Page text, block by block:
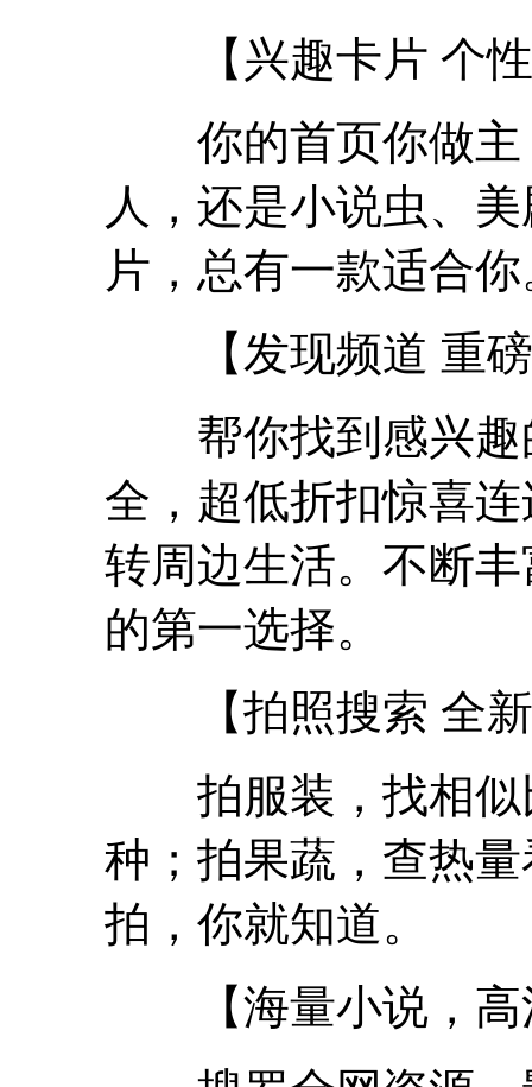
【兴趣卡片 个性
你的首页你做主
人，还是小说虫、
片，总有一款适合
【发现频道 重磅
帮你找到感兴趣
全，超低折扣惊喜
转周边生活。不断
的第一选择。
【拍照搜索 全新
拍服装，找相似
种；拍果蔬，查热
拍，你就知道。
【海量小说，高